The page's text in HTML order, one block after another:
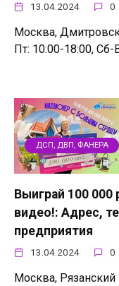
13.04.2024 0
Москва,
Пт: 10:00-18:00,
ДСП, ДВП, ФАНЕРА
Выиграй 100
видео!: Адрес,
предприятия
13.04.2024 0
Москва, Рязанский